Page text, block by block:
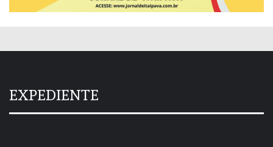
EXPEDIENTE